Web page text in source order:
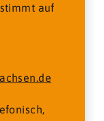
auf